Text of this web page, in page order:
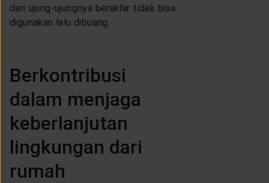
dan ujung-ujungnya berakhir tidak bisa
digunakan lalu dibuang.
Berkontribusi
dalam menjaga
keberlanjutan
lingkungan dari
rumah